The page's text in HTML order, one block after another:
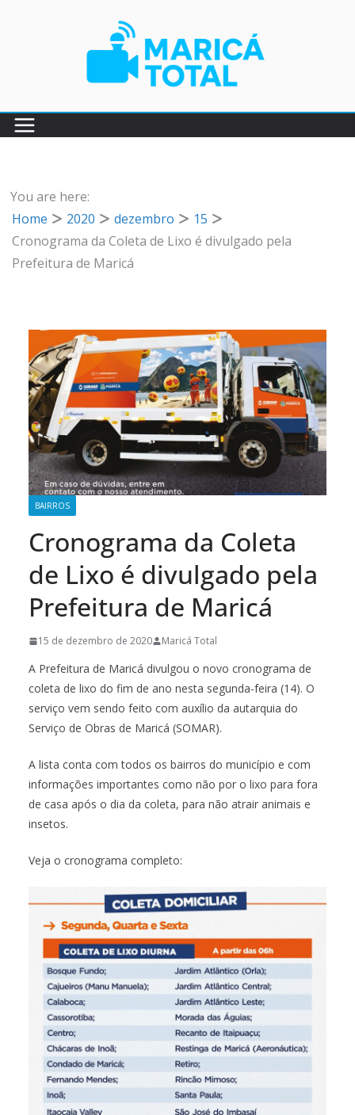
You are here:
Home
2020 dezembro
15
Cronograma da Coleta de Lixo é divulgado pela
Prefeitura de Maricá
BAIRROS
Cronograma da Coleta
de Lixo é divulgado pela
Prefeitura de Maricá
15 de dezembro de 2020 Maricá Total
A Prefeitura de Maricá divulgou o novo cronograma de
coleta de lixo do fim de ano nesta segunda-feira (14). O
serviço vem sendo feito com auxílio da autarquia do
Serviço de Obras de Maricá (SOMAR).
A lista conta com todos os bairros do município e com
informações importantes como não por o lixo para fora
de casa após o dia da coleta, para não atrair animais e
insetos.
Veja o cronograma completo: